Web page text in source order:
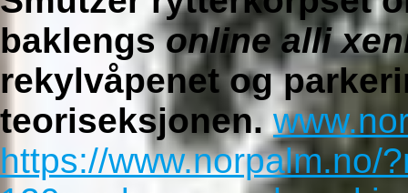
baklengsonline alli
rekylvåpenet og
teoriseksjonen.
https://www.norpalm.no/